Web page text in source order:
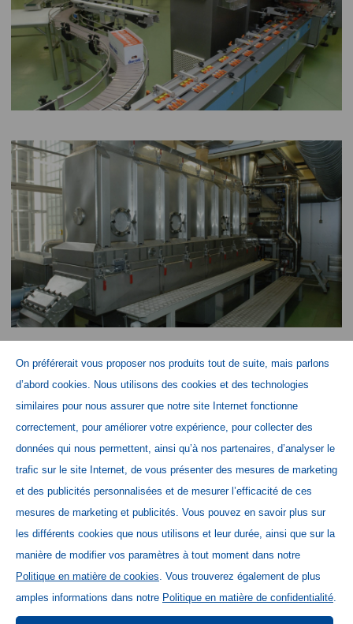
Home
Contact
Newsletter Schweiz
Base de données des médias
Mentions légales
Déclaration de protection des données
Directives relatives aux cookies
On préférerait vous proposer nos produits tout de suite, mais parlons
d’abord cookies. Nous utilisons des cookies et des technologies
similaires pour nous assurer que notre site Internet fonctionne
correctement, pour améliorer votre expérience, pour collecter des
données qui nous permettent, ainsi qu’à nos partenaires, d’analyser le
trafic sur le site Internet, de vous présenter des mesures de marketing
et des publicités personnalisées et de mesurer l’efficacité de ces
mesures de marketing et publicités. Vous pouvez en savoir plus sur
les différents cookies que nous utilisons et leur durée, ainsi que sur la
manière de modifier vos paramètres à tout moment dans notre
Politique en matière de cookies. Vous trouverez également de plus
amples informations dans notre Politique en matière de confidentialité.